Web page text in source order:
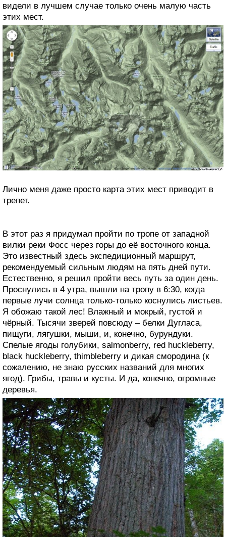
видели в лучшем случае только очень малую часть
этих мест.
Лично меня даже просто карта этих мест приводит в
трепет.
В этот раз я придумал пройти по тропе от западной
вилки реки Фосс через горы до её восточного конца.
Это известный здесь экспедиционный маршрут,
рекомендуемый сильным людям на пять дней пути.
Естественно, я решил пройти весь путь за один день.
Проснулись в 4 утра, вышли на тропу в 6:30, когда
первые лучи солнца только-только коснулись листьев.
Я обожаю такой лес! Влажный и мокрый, густой и
чёрный. Тысячи зверей повсюду – белки Дугласа,
пищуги, лягушки, мыши, и, конечно, бурундуки.
Спелые ягоды голубики, salmonber­ry, red huck­le­ber­ry,
black huck­le­ber­ry, thim­ble­ber­ry и дикая смородина (к
сожалению, не знаю русских названий для многих
ягод). Грибы, травы и кусты. И да, конечно, огромные
деревья.